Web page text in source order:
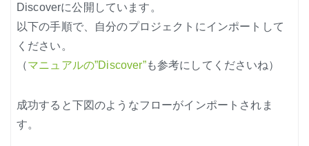
Discoverに公開しています。
以下の手順で、自分のプロジェクトにインポートして
ください。
（マニュアルの”Discover”も参考にしてくださいね）
成功すると下図のようなフローがインポートされま
す。